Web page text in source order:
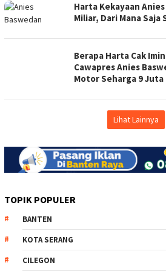
Harta Kekayaan
Miliar, Dari Mana Saja
Berapa Harta Cak
Cawapres Anies
Motor Seharga 9
Lihat Lainnya
TOPIK POPULER
BANTEN
KOTA SERANG
CILEGON